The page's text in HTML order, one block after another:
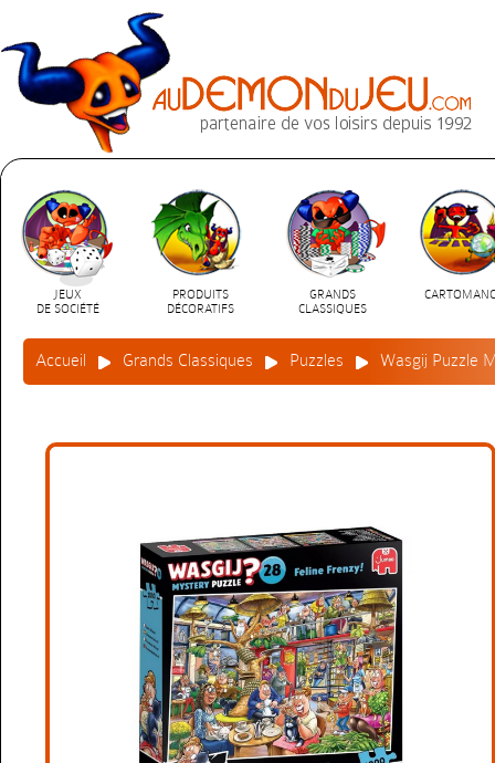
JEUX
DE SOCIÉTÉ
PRODUITS
DÉCORATIFS
GRANDS
CLASSIQUES
Accueil Grands Classiques Puzzles Wasgij Puzzle